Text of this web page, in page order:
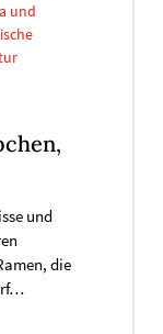
und
und
die